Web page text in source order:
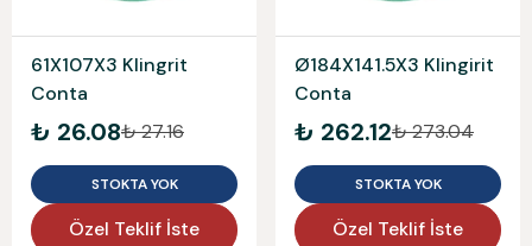
61X107X3 Klingrit
Conta
₺ 26.08₺ 27.16
STOKTA YOK
Özel Teklif İste
Ø184X141.5X3 Klingirit
Conta
₺ 262.12₺ 273.04
STOKTA YOK
Özel Teklif İste